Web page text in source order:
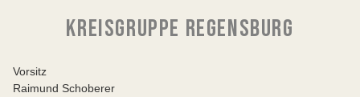
KREISGRUPPE REGENSBURG
Vorsitz
Raimund Schoberer